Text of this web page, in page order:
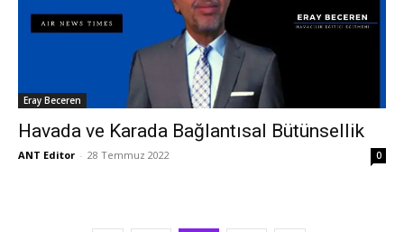
Eray Beceren
Havada ve Karada Bağlantısal Bütünsellik
ANT Editor - 28 Temmuz 2022 0